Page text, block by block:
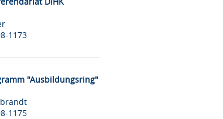
1173
"Ausbildungsring"
1175